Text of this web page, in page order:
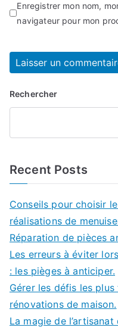
Enregistrer mon nom,
navigateur pour mon
Rechercher
Recent Posts
Conseils pour choisir
réalisations de
Réparation de pièces
Les erreurs à éviter
: les pièges à anticiper.
Gérer les défis les
rénovations de maison.
La magie de